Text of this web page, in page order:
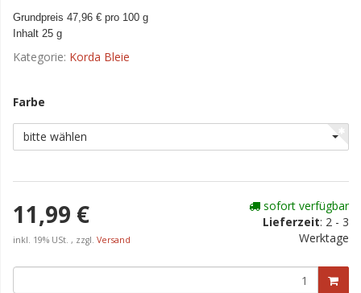
Grundpreis 47,96 € pro 100 g
Inhalt 25 g
Kategorie: Korda Bleie
Farbe
bitte wählen
11,99 €
inkl. 19% USt. , zzgl. Versand
sofort verfügbar
Lieferzeit: 2 - 3
Werktage